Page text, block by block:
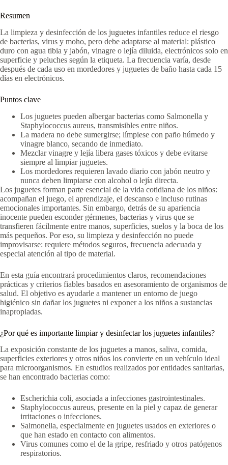
Resumen
La limpieza y desinfección de los juguetes infantiles reduce el riesgo
de bacterias, virus y moho, pero debe adaptarse al material: plástico
duro con agua tibia y jabón, vinagre o lejía diluida, electrónicos solo en
superficie y peluches según la etiqueta. La frecuencia varía, desde
después de cada uso en mordedores y juguetes de baño hasta cada 15
días en electrónicos.
Puntos clave
Los juguetes pueden albergar bacterias como Salmonella y
Staphylococcus aureus, transmisibles entre niños.
La madera no debe sumergirse; límpiese con paño húmedo y
vinagre blanco, secando de inmediato.
Mezclar vinagre y lejía libera gases tóxicos y debe evitarse
siempre al limpiar juguetes.
Los mordedores requieren lavado diario con jabón neutro y
nunca deben limpiarse con alcohol o lejía directa.
Los juguetes forman parte esencial de la vida cotidiana de los niños:
acompañan el juego, el aprendizaje, el descanso e incluso rutinas
emocionales importantes. Sin embargo, detrás de su apariencia
inocente pueden esconder gérmenes, bacterias y virus que se
transfieren fácilmente entre manos, superficies, suelos y la boca de los
más pequeños. Por eso, su limpieza y desinfección no puede
improvisarse: requiere métodos seguros, frecuencia adecuada y
especial atención al tipo de material.
En esta guía encontrará procedimientos claros, recomendaciones
prácticas y criterios fiables basados en asesoramiento de organismos de
salud. El objetivo es ayudarle a mantener un entorno de juego
higiénico sin dañar los juguetes ni exponer a los niños a sustancias
inapropiadas.
¿Por qué es importante limpiar y desinfectar los juguetes infantiles?
La exposición constante de los juguetes a manos, saliva, comida,
superficies exteriores y otros niños los convierte en un vehículo ideal
para microorganismos. En estudios realizados por entidades sanitarias,
se han encontrado bacterias como:
Escherichia coli, asociada a infecciones gastrointestinales.
Staphylococcus aureus, presente en la piel y capaz de generar
irritaciones o infecciones.
Salmonella, especialmente en juguetes usados en exteriores o
que han estado en contacto con alimentos.
Virus comunes como el de la gripe, resfriado y otros patógenos
respiratorios.